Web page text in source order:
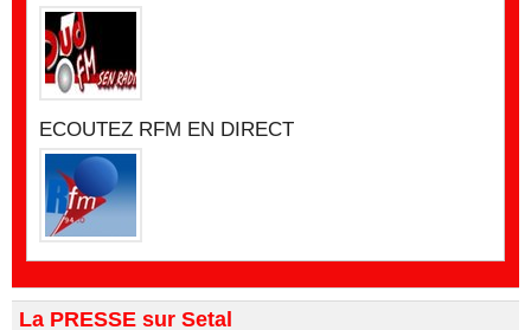
ECOUTEZ RFM EN DIRECT
La PRESSE sur Setal